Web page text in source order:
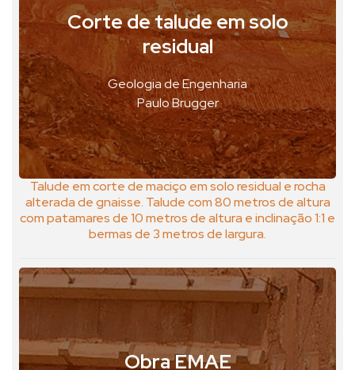
Corte de talude em solo
residual
Geologia de Engenharia
Paulo Brugger
São Paulo, Brasil
VER FOTO
VER GEOPOSTAL
Talude em corte de maciço em solo residual e rocha
alterada de gnaisse. Talude com 80 metros de altura
com patamares de 10 metros de altura e inclinação 1:1 e
bermas de 3 metros de largura.
Obra EMAE
São Paulo, Brasil